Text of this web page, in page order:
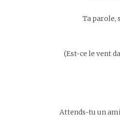
Ta parole,
(Est-ce le vent
Attends-tu un